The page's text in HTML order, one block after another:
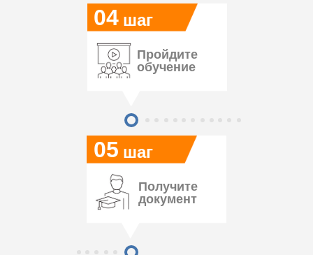
05
04 шаг
шаг
Пройдите
обучение
Получите
документ